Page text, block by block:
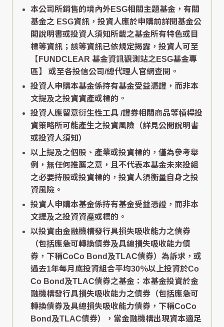
本公司所銷售的境內外ESG相關主題基金，有關
基金之 ESG資訊，投資人應於申購前詳閱基金公
開說明書或投資人須知所載之基金所有特色或目
標等資訊；該等資訊已依規定揭露，投資人可至
【FUNDCLEAR 基金資訊觀測站之ESG基金專
區】
或至各投信公司/總代理人官網查閱。
投資人申購本基金係持有基金受益憑證，而非本
文提及之投資資產或標的。
投資人應留意衍生性工具 /證券相關商品等槓桿投
資策略所可能產生之投資風險（詳見公開說明書
或投資人須知）
以上提及之個股、產業或投資標的，僅為參考舉
例，無任何推薦之意，且不代表本基金未來投組
之必要持股或投資標的，投資人須衡量自身之投
資風險。
投資人申購本基金係持有基金受益憑證，而非本
文提及之投資資產或標的。
以投資由金融機構發行具損失吸收能力之債券
（包括應急可轉換債券及具總損失吸收能力債
券，下稱CoCo Bond及TLAC債券）為訴求，或
過去1年每月底投資組合平均30％以上投資於Co
Co Bond及TLAC債券之基金：本基金投資於金
融機構發行具損失吸收能力之債券（包括應急可
轉換債券及具總損失吸收能力債券，下稱CoCo
Bond及TLAC債券），當金融機構出現資本適足